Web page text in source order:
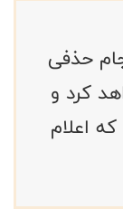
حذفی
کرد و
که اعلام